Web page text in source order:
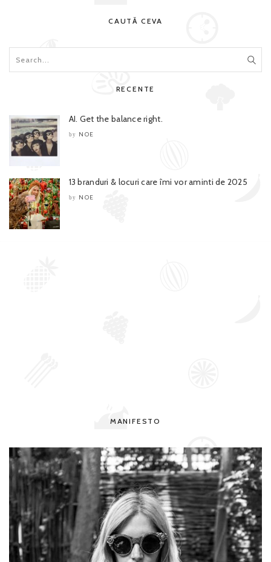
CAUTĂ CEVA
RECENTE
AI. Get the balance right.
by NOE
13 branduri & locuri care îmi vor aminti de 2025
by NOE
MANIFESTO